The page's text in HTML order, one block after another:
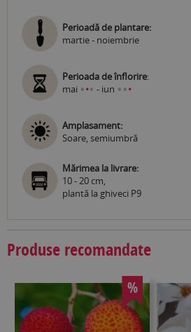
Perioadă de plantare:
martie - noiembrie
Perioada de înflorire:
mai ••• - iun •••
Amplasament:
Soare, semiumbră
Mărimea la livrare:
10 - 20 cm,
plantă la ghiveci P9
Produse recomandate
%